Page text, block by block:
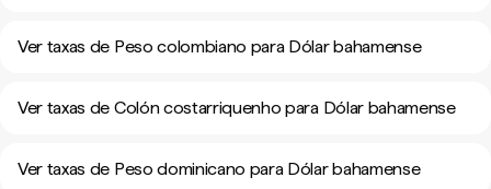
Ver taxas de Peso colombiano para Dólar bahamense
Ver taxas de Colón costarriquenho para Dólar bahamense
Ver taxas de Peso dominicano para Dólar bahamense